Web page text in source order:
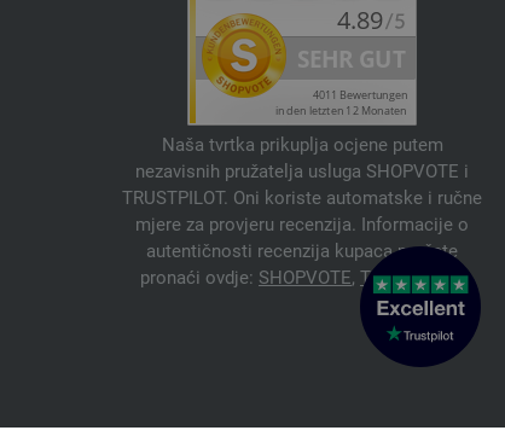
Naša tvrtka prikuplja ocjene putem
nezavisnih pružatelja usluga SHOPVOTE i
TRUSTPILOT. Oni koriste automatske i ručne
mjere za provjeru recenzija. Informacije o
autentičnosti recenzija kupaca možete
pronaći ovdje: SHOPVOTE, TRUSTPILOT